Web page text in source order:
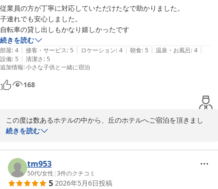
すようお願い申し上げます。
スタッフ一同、心よりお待ちしております。
フロント　高橋
丘のホテル
2026-06-21
従業員の方が丁寧に対応していただけたなで助かりました。
子連れでも安心しました。
自転車の貸し出しもかなり嬉しかったです
続きを読む
部屋: 4 | 接客・サービス: 5 | ロケーション: 4 | 朝食: 5 | 温泉・お風呂: 4 |
設備: 5 | 清潔さ: 5
追加情報:小さな子供と一緒に宿泊
168
この度は数あるホテルの中から、丘のホテルへご宿泊を頂きまし
て、ありがとうございました。
お客様からのお褒めの言葉、大変嬉しく存じます。
ご家族でご満足していただけたようで、何よりでございます。
続きを読む
tm953
50代/女性 |3件のクチコミ
5 2026年5月6日投稿